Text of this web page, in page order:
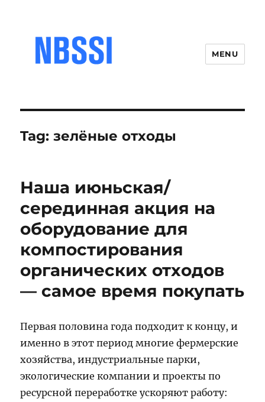
MENU
Tag:зелёные отходы
Наша июньская/
серединная акция на
оборудование для
компостирования
органических отходов
— самое время покупать
Первая половина года подходит к концу, и
именно в этот период многие фермерские
хозяйства, индустриальные парки,
экологические компании и проекты по
ресурсной переработке ускоряют работу: